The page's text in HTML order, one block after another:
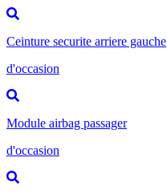
Ceinture securite arriere gauche
d'occasion
Module airbag passager
d'occasion